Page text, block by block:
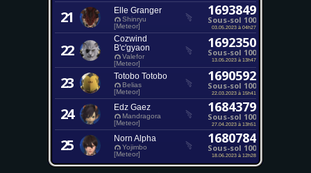
21 Elle Granger
Shinryu
[Meteor]
1693849
Sous-sol 100
03.05.2023 à 04h27
22
Cozwind
B'c'gyaon
Valefor
[Meteor]
1692350
Sous-sol 100
13.05.2023 à 13h47
23 Totobo Totobo
Belias
[Meteor]
1690592
Sous-sol 100
22.03.2023 à 15h41
24 Edz Gaez
Mandragora
[Meteor]
1684379
Sous-sol 100
27.04.2023 à 13h51
25 Norn Alpha
Yojimbo
[Meteor]
1680784
Sous-sol 100
18.06.2023 à 12h28